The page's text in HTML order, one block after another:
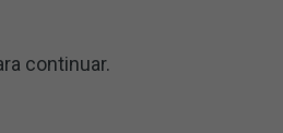
continuar.